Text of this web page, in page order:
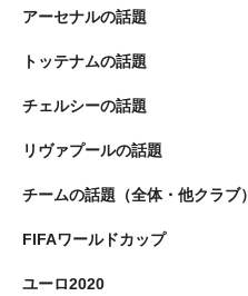
アーセナルの話題
トッテナムの話題
チェルシーの話題
リヴァプールの話題
チームの話題（全体・他クラブ）
FIFAワールドカップ
ユーロ2020